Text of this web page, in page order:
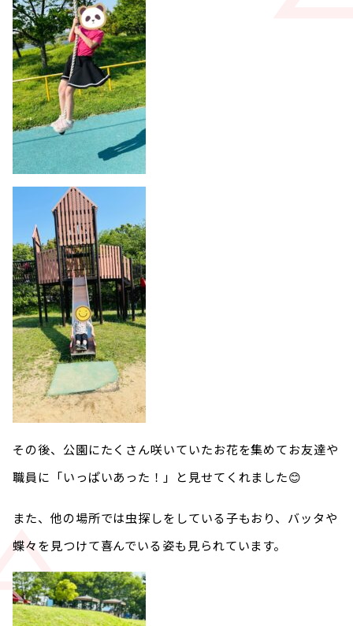
その後、公園にたくさん咲いていたお花を集めてお友達や
職員に「いっぱいあった！」と見せてくれました😊
また、他の場所では虫探しをしている子もおり、バッタや
蝶々を見つけて喜んでいる姿も見られています。